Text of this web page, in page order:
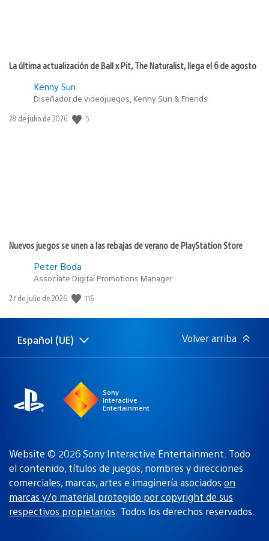
La última actualización de Ball x Pit, The Naturalist, llega el 6 de agosto
Kenny Sun
Diseñador de videojuegos, Kenny Sun & Friends
Fecha
28 de julio de 2026 5
Nuevos juegos se unen a las rebajas de verano de PlayStation Store
Peter Boda
Associate Digital Promotions Manager
Fecha
publicación:
27 de julio de 2026 116
Selecciona
una
Región
actual:
Español (UE) Volver arriba
Sony
Interactive
Entertainment
Website © 2026 Sony Interactive Entertainment. Todo
el contenido, títulos de juegos, nombres y direcciones
comerciales, marcas, artes e imaginería asociados on
marcas y/o material protegido por copyright de sus
respectivos propietarios. Todos los derechos reservados.